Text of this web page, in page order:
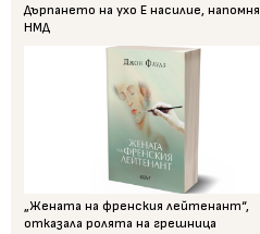
Дърпането на ухо Е насилие, напомня
НМД
„Жената на френския лейтенант“,
отказала ролята на грешница